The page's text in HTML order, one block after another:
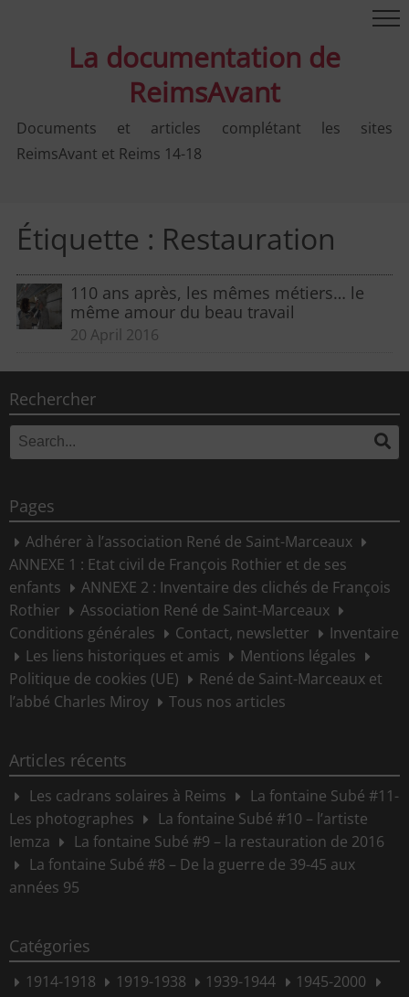
La documentation de
ReimsAvant
Documents et articles complétant les sites
ReimsAvant et Reims 14-18
Étiquette : Restauration
110 ans après, les mêmes métiers… le
même amour du beau travail
20 April 2016
Rechercher
Search
for:
Pages
Adhérer à l’association René de Saint-Marceaux
ANNEXE 1 : Etat civil de François Rothier et de ses
enfants
ANNEXE 2 : Inventaire des clichés de François
Rothier
Association René de Saint-Marceaux
Conditions générales
Contact, newsletter
Inventaire
Les liens historiques et amis
Mentions légales
Politique de cookies (UE)
René de Saint-Marceaux et
l’abbé Charles Miroy
Tous nos articles
Articles récents
Les cadrans solaires à Reims
La fontaine Subé #11-
Les photographes
La fontaine Subé #10 – l’artiste
Iemza
La fontaine Subé #9 – la restauration de 2016
La fontaine Subé #8 – De la guerre de 39-45 aux
années 95
Catégories
1914-1918 1919-1938 1939-1944
1945-2000